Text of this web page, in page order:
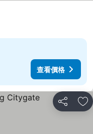
查看價格
分享 放